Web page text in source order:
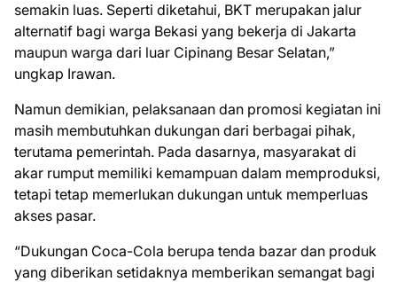
semakin luas. Seperti diketahui, BKT merupakan jalur
alternatif bagi warga Bekasi yang bekerja di Jakarta
maupun warga dari luar Cipinang Besar Selatan,”
ungkap Irawan.
Namun demikian, pelaksanaan dan promosi kegiatan ini
masih membutuhkan dukungan dari berbagai pihak,
terutama pemerintah. Pada dasarnya, masyarakat di
akar rumput memiliki kemampuan dalam memproduksi,
tetapi tetap memerlukan dukungan untuk memperluas
akses pasar.
“Dukungan Coca-Cola berupa tenda bazar dan produk
yang diberikan setidaknya memberikan semangat bagi